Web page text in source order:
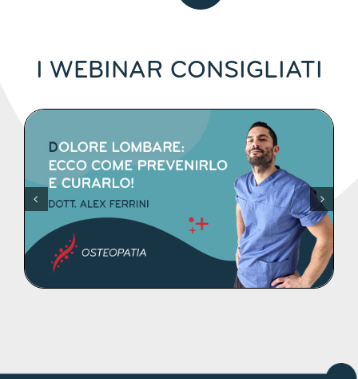
I WEBINAR CONSIGLIATI
DETTAGLI